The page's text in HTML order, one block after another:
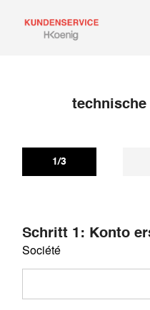
1/3
Schritt 1: Konto
Société